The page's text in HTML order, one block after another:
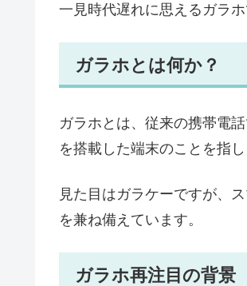
一見時代遅れに思えるガラ
ガラホとは何か？
ガラホとは、従来の携帯電
を搭載した端末のことを指し
見た目はガラケーですが、
を兼ね備えています。
ガラホ再注目の背景